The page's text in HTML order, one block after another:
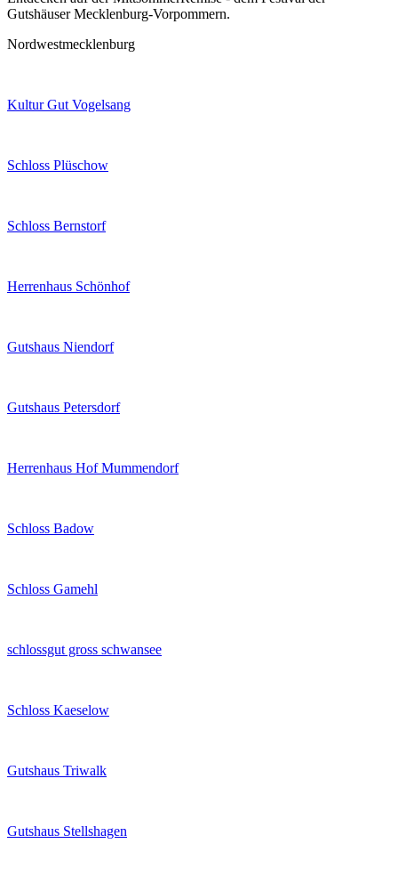
Gutshäuser Mecklenburg-Vorpommern.
Nordwestmecklenburg
Kultur Gut Vogelsang
Schloss Plüschow
Schloss Bernstorf
Herrenhaus Schönhof
Gutshaus Niendorf
Gutshaus Petersdorf
Herrenhaus Hof Mummendorf
Schloss Badow
Schloss Gamehl
schlossgut gross schwansee
Schloss Kaeselow
Gutshaus Triwalk
Gutshaus Stellshagen